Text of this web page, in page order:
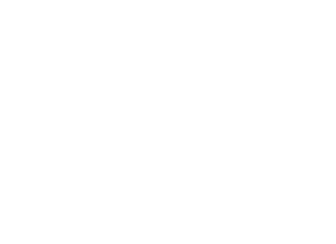
[Webseite(n)] [mobile(n)
oder Person darüber